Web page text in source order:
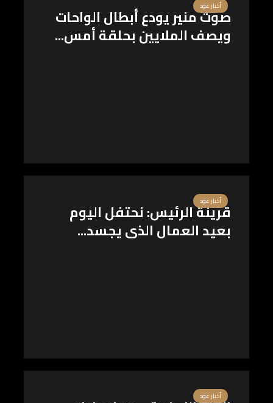
أخبار عود
صوت منير يودع أبطال الواحات
ويصف الملايين بحلقة أمس...
أخبار عود
قرينة الرئيس: نحتفل اليوم
بعيد العمال الذى يجسد...
أخبار عود